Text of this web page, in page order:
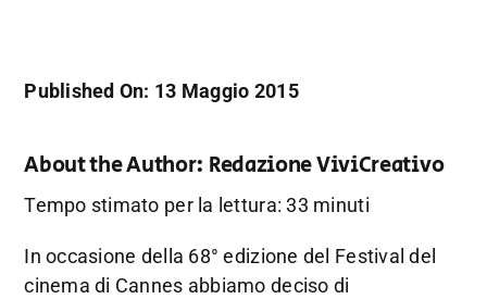
Published On: 13 Maggio 2015
About the Author: Redazione ViviCreativo
Tempo stimato per la lettura: 33 minuti
In occasione della 68° edizione del Festival del
cinema di Cannes abbiamo deciso di